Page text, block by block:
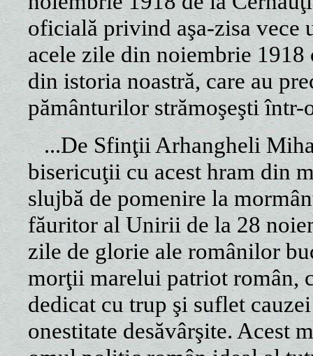
oficială privind aşa-zisa vece
acele zile din noiembrie
din istoria noastră, care au
pământurilor strămoşeşti
...De Sfinţii Arhangheli
bisericuţii cu acest hram din
slujbă de pomenire la
făuritor al Unirii de la 28
zile de glorie ale românilor
morţii marelui patriot român,
dedicat cu trup şi suflet
onestitate desăvârşite. Acest